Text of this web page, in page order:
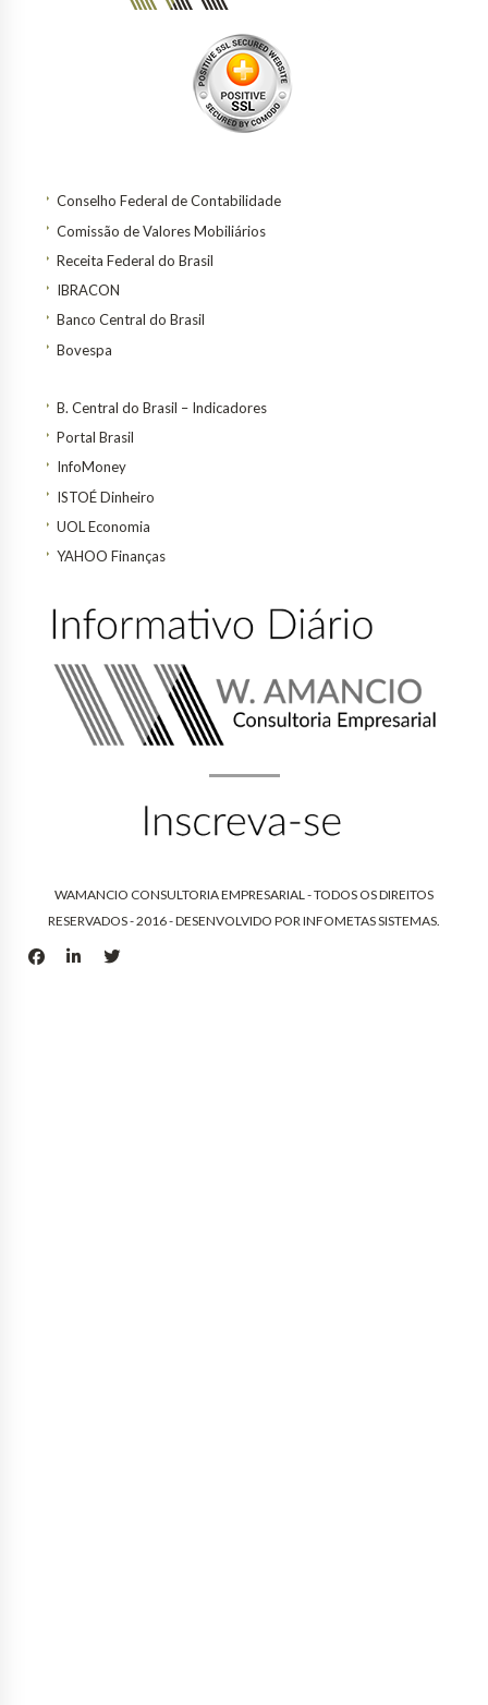
Conselho Federal de Contabilidade
Comissão de Valores Mobiliários
Receita Federal do Brasil
IBRACON
Banco Central do Brasil
Bovespa
B. Central do Brasil – Indicadores
Portal Brasil
InfoMoney
ISTOÉ Dinheiro
UOL Economia
YAHOO Finanças
WAMANCIO CONSULTORIA EMPRESARIAL - TODOS OS DIREITOS
RESERVADOS - 2016 - DESENVOLVIDO PORINFOMETAS SISTEMAS.